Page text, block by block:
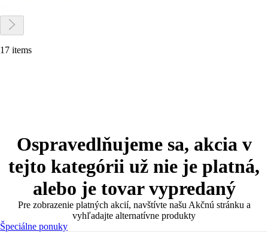
17 items
Ospravedlňujeme sa, akcia v
tejto kategórii už nie je platná,
alebo je tovar vypredaný
Pre zobrazenie platných akcií, navštívte našu Akčnú stránku a
vyhľadajte alternatívne produkty
Špeciálne ponuky